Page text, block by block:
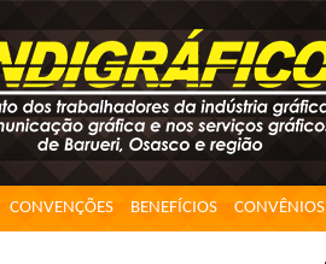
CONVENÇÕES BENEFÍCIOS CONVÊNIOS